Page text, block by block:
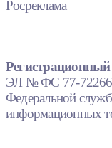
Росреклама
ЭЛ № ФС 77-72266
Федеральной
информационных